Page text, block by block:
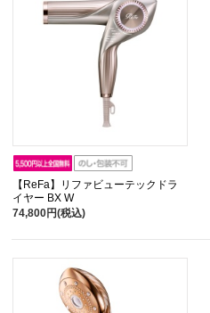
【ReFa】リファビューテックドラ
イヤー BX W
74,800円(税込)